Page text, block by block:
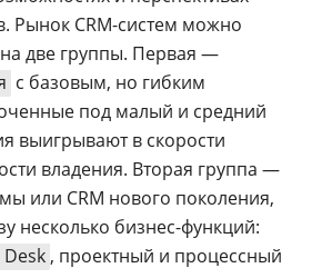
Рынок CRM-систем можно
две группы. Первая —
с базовым, но гибким
под малый и средний
выигрывают в скорости
владения. Вторая группа —
или CRM нового поколения,
несколько бизнес-функций:
, проектный и процессный